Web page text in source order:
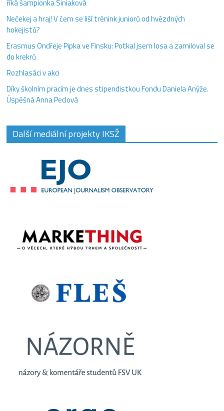
říká šampionka Siniaková
Nečekej a hraj! V čem se liší trénink juniorů od hvězdných
hokejistů?
Erasmus Ondřeje Pipka ve Finsku: Potkal jsem losa a zamiloval se
do krekrů
Rozhlasáci v akci
Díky školním pracím je dnes stipendistkou Fondu Daniela Anýže.
Úspěšná Anna Peclová
Další mediální projekty IKSŽ